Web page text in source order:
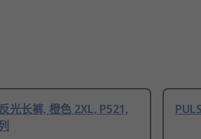
光长裤, 橙色 2XL, P521,